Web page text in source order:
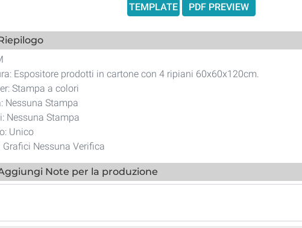
TEMPLATE
PDF PREVIEW
Espositore prodotti in cartone con 4 ripiani 60x60x120cm.
Stampa a colori
Nessuna Stampa
Nessuna Stampa
Unico
Grafici Nessuna Verifica
Note per la produzione